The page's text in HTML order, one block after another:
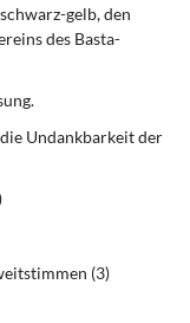
gelb, den
des Basta-
Undankbarkeit der
(3)